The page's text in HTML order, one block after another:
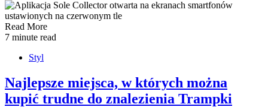
Read More
7 minute read
Styl
Najlepsze miejsca, w których można
kupić trudne do znalezienia Trampki